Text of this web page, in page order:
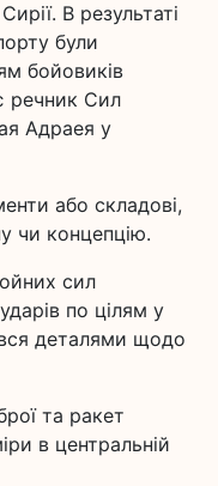
В результаті
були
бойовиків
речник Сил
Адраея у
або складові,
чи концепцію.
сил
по цілям у
деталями щодо
та ракет
в центральній